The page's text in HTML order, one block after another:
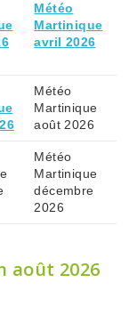
Météo
Martinique
avril 2026
Météo
Martinique
août 2026
Météo
Martinique
décembre
2026
août 2026